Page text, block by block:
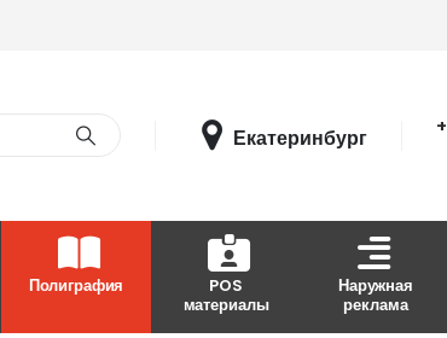
Екатеринбург
Полиграфия
POS
материалы
Наружная
реклама